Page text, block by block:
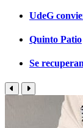
UdeG
Quinto Patio
Se